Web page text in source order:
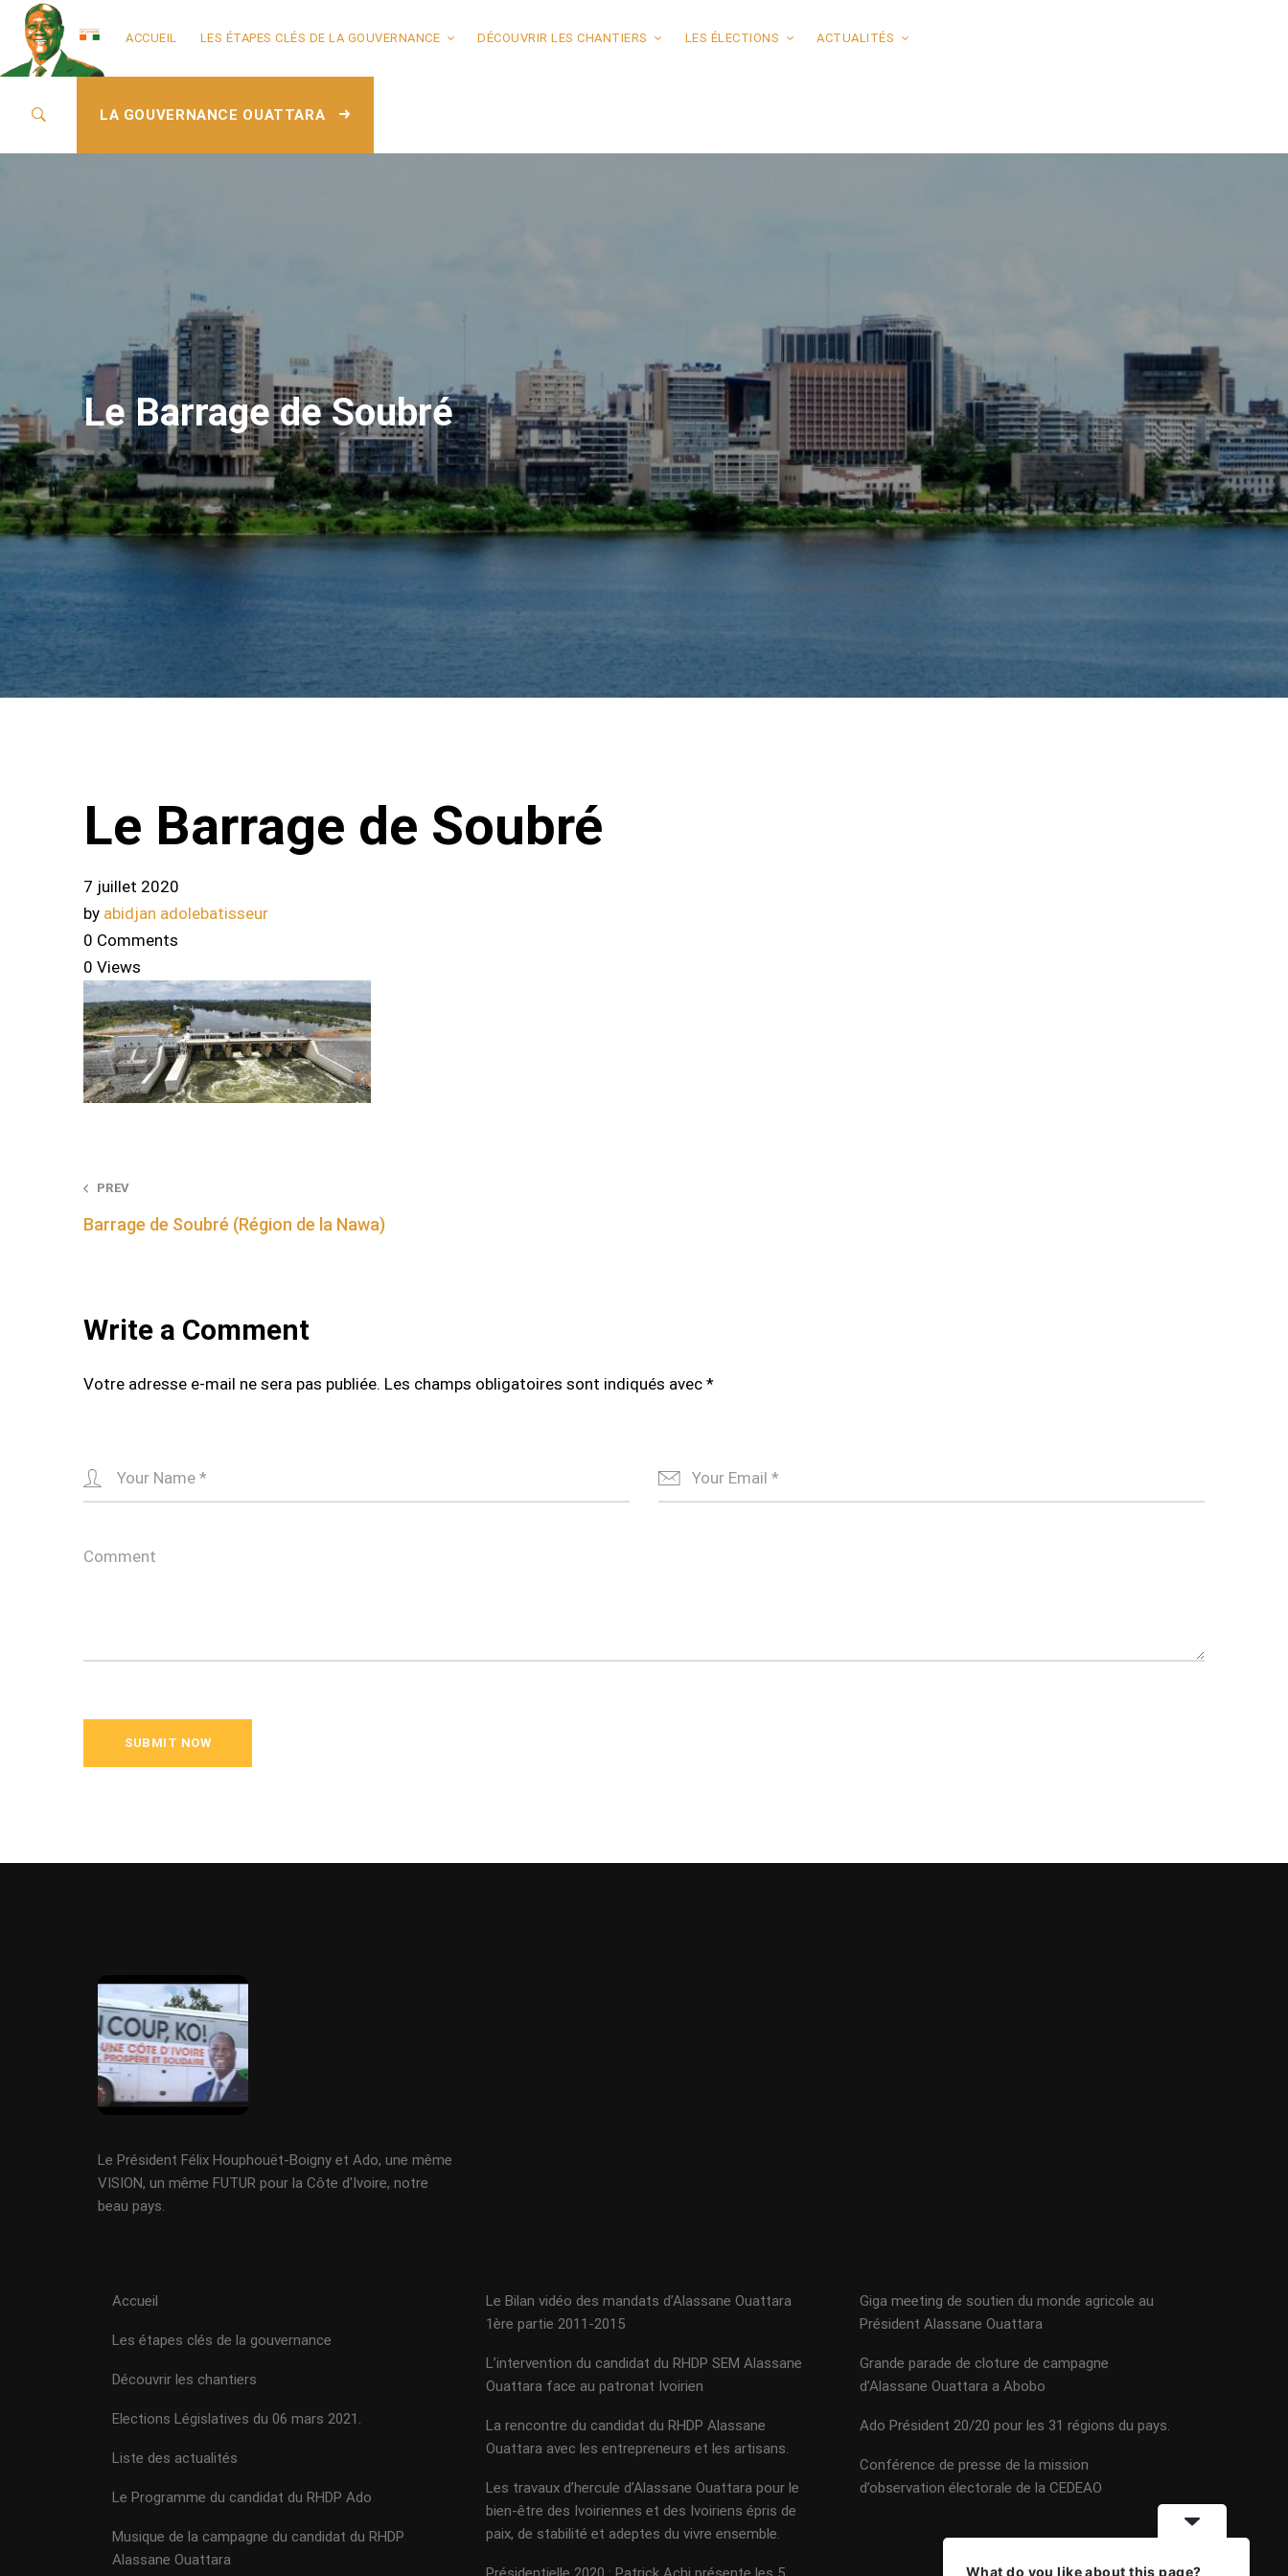
ACCUEIL LES ÉTAPES CLÉS DE LA GOUVERNANCE DÉCOUVRIR LES CHANTIERS LES ÉLECTIONS ACTUALITÉS
LA GOUVERNANCE OUATTARA
Le Barrage de Soubré
Le Barrage de Soubré
7 juillet 2020
by abidjan adolebatisseur
0 Comments
0 Views
Post
navigation
PREV
Barrage de Soubré (Région de la Nawa)
Write a Comment
Votre adresse e-mail ne sera pas publiée. Les champs obligatoires sont indiqués avec *
Le Président Félix Houphouët-Boigny et Ado, une même
VISION, un même FUTUR pour la Côte d'Ivoire, notre
beau pays.
Accueil
Les étapes clés de la gouvernance
Découvrir les chantiers
Elections Législatives du 06 mars 2021.
Liste des actualités
Le Programme du candidat du RHDP Ado
Musique de la campagne du candidat du RHDP
Alassane Ouattara
Le Bilan vidéo des mandats d’Alassane Ouattara
1ère partie 2011-2015
L’intervention du candidat du RHDP SEM Alassane
Ouattara face au patronat Ivoirien
La rencontre du candidat du RHDP Alassane
Ouattara avec les entrepreneurs et les artisans.
Les travaux d’hercule d’Alassane Ouattara pour le
bien-être des Ivoiriennes et des Ivoiriens épris de
paix, de stabilité et adeptes du vivre ensemble.
Giga meeting de soutien du monde agricole au
Président Alassane Ouattara
Grande parade de cloture de campagne
d’Alassane Ouattara a Abobo
Ado Président 20/20 pour les 31 régions du pays.
Conférence de presse de la mission
d’observation électorale de la CEDEAO
What do you like about this page?